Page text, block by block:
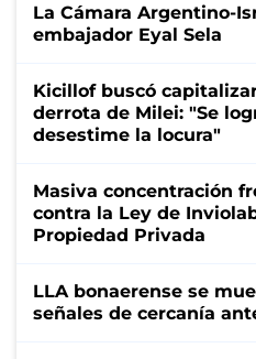
La Cámara Argentino-
embajador Eyal Sela
Kicillof buscó
derrota de Milei: "Se
desestime la locura"
Masiva concentración
contra la Ley de
Propiedad Privada
LLA bonaerense se
señales de cercanía